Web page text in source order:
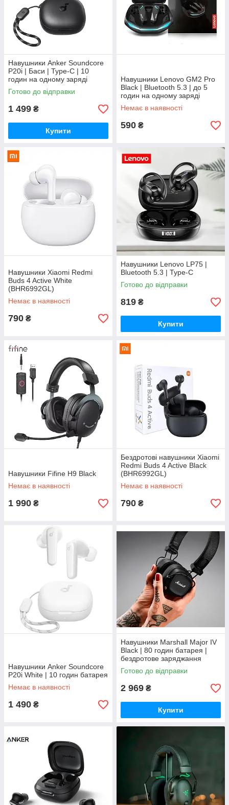
Навушники Anker Soundcore
P20i | Баси | Type-C | 10
годин на одному заряді
Готово до відправки
1 499 ₴
Купити
Навушники Lenovo GM2 Pro
Black | Bluetooth 5.3 | до 5
годин на одному заряді
Немає в наявності
590 ₴
Навушники Xiaomi Redmi
Buds 4 Active White
(BHR6992GL)
Немає в наявності
790 ₴
Навушники Lenovo LP75 |
Bluetooth 5.3 | Type-C
Готово до відправки
819 ₴
Купити
Навушники Fifine H9 Black
Немає в наявності
1 990 ₴
Бездротові навушники Xiaomi
Redmi Buds 4 Active Black
(BHR6992GL)
Немає в наявності
790 ₴
Навушники Anker Soundcore
P20i White | 10 годин батарея
Немає в наявності
1 490 ₴
Навушники Marshall Major IV
Black | 80 годин батарея |
бездротове заряджання
Готово до відправки
2 969 ₴
Купити